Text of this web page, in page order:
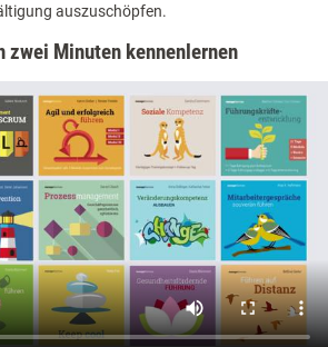
auszuschöpfen.
zwei Minuten kennenlernen